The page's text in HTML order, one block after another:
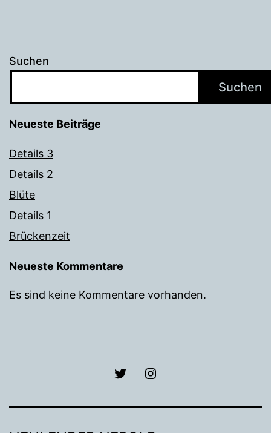
Suchen
Suchen
Neueste Beiträge
Details 3
Details 2
Blüte
Details 1
Brückenzeit
Neueste Kommentare
Es sind keine Kommentare vorhanden.
Lettenreuth